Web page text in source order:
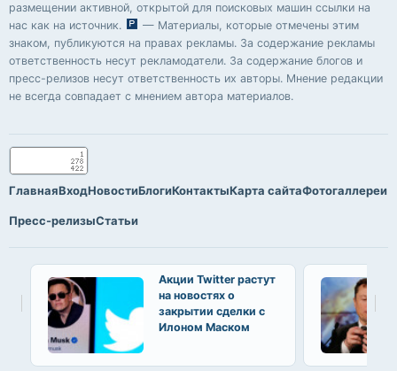
размещении активной, открытой для поисковых машин ссылки на
нас как на источник.
— Материалы, которые отмечены этим
знаком, публикуются на правах рекламы. За содержание рекламы
ответственность несут рекламодатели. За содержание блогов и
пресс-релизов несут ответственность их авторы. Мнение редакции
не всегда совпадает с мнением автора материалов.
ГлавнаяВходНовостиБлогиКонтактыКарта сайтаФотогаллереи
Пресс-релизыСтатьи
Акции Twitter растут
на новостях о
закрытии сделки с
Илоном Маском